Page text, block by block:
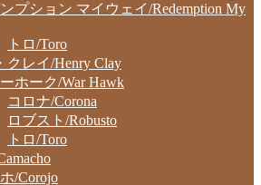
プション マイウェイ/Redemption My
トロ/Toro
クレイ/Henry Clay
ホーク/War Hawk
コロナ/Corona
ロブスト/Robusto
トロ/Toro
/Corojo